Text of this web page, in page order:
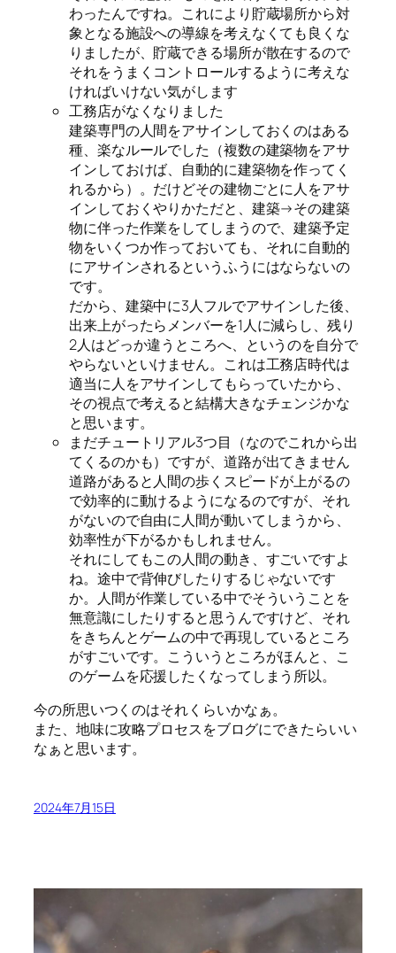
わったんですね。これにより貯蔵場所から対
象となる施設への導線を考えなくても良くな
りましたが、貯蔵できる場所が散在するので
それをうまくコントロールするように考えな
ければいけない気がします
工務店がなくなりました
建築専門の人間をアサインしておくのはある
種、楽なルールでした（複数の建築物をアサ
インしておけば、自動的に建築物を作ってく
れるから）。だけどその建物ごとに人をアサ
インしておくやりかただと、建築→その建築
物に伴った作業をしてしまうので、建築予定
物をいくつか作っておいても、それに自動的
にアサインされるというふうにはならないの
です。
だから、建築中に3人フルでアサインした後、
出来上がったらメンバーを1人に減らし、残り
2人はどっか違うところへ、というのを自分で
やらないといけません。これは工務店時代は
適当に人をアサインしてもらっていたから、
その視点で考えると結構大きなチェンジかな
と思います。
まだチュートリアル3つ目（なのでこれから出
てくるのかも）ですが、道路が出てきません
道路があると人間の歩くスピードが上がるの
で効率的に動けるようになるのですが、それ
がないので自由に人間が動いてしまうから、
効率性が下がるかもしれません。
それにしてもこの人間の動き、すごいですよ
ね。途中で背伸びしたりするじゃないです
か。人間が作業している中でそういうことを
無意識にしたりすると思うんですけど、それ
をきちんとゲームの中で再現しているところ
がすごいです。こういうところがほんと、こ
のゲームを応援したくなってしまう所以。
今の所思いつくのはそれくらいかなぁ。
また、地味に攻略プロセスをブログにできたらいい
なぁと思います。
2024年7月15日